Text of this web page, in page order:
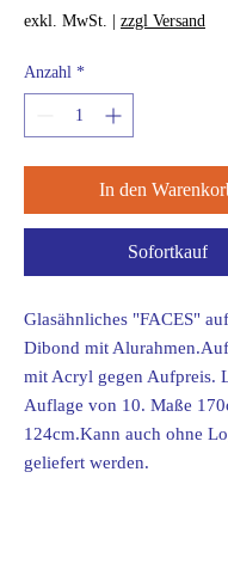
exkl. MwSt. | zzgl Versand
Anzahl *
In den
Sofortkauf
Glasähnliches "FACES"
Dibond mit
mit Acryl gegen Aufpreis.
Auflage von 10. Maße
124cm.Kann auch ohne
geliefert werden.